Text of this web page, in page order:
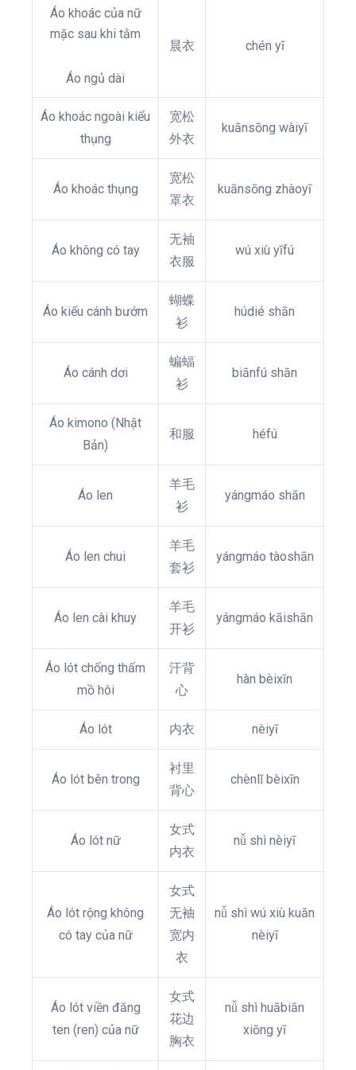
Áo khoác của nữ
mặc sau khi tắm
Áo ngủ dài
晨衣 chén yī
Áo khoác ngoài kiểu
thụng
宽松
外衣
kuānsōng wàiyī
Áo khoác thụng
宽松
罩衣
kuānsōng zhàoyī
Áo không có tay
无袖
衣服
wú xiù yīfú
Áo kiểu cánh bướm
蝴蝶
衫
húdié shān
Áo cánh dơi
蝙蝠
衫
biānfú shān
Áo kimono (Nhật
Bản)
和服 héfú
Áo len
羊毛
衫
yángmáo shān
Áo len chui
羊毛
套衫
yángmáo tàoshān
Áo len cài khuy
羊毛
开衫
yángmáo kāishān
Áo lót chống thấm
mồ hôi
汗背
心
hàn bèixīn
Áo lót 内衣 nèiyī
Áo lót bên trong
衬里
背心
chènlǐ bèixīn
Áo lót nữ
女式
内衣
nǚ shì nèiyī
Áo lót rộng không
có tay của nữ
女式
无袖
宽内
衣
nǚ shì wú xiù kuān
nèiyī
Áo lót viền đăng
ten (ren) của nữ
女式
花边
胸衣
nǚ shì huābiān
xiōng yī